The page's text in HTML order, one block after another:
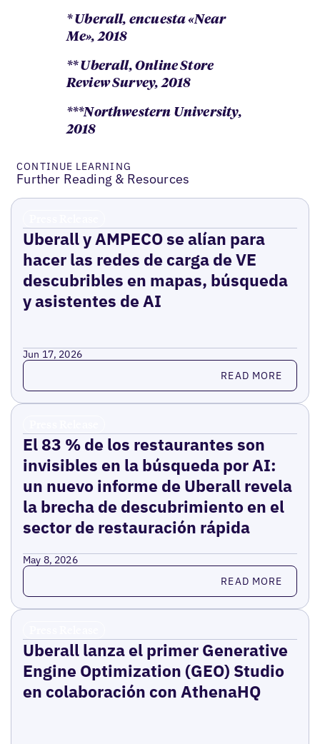
* Uberall, encuesta «Near
Me», 2018
** Uberall, Online Store
Review Survey, 2018
***Northwestern University,
2018
CONTINUE LEARNING
Further Reading & Resources
Uberall y AMPECO se alían para
hacer las redes de carga de VE
descubribles en mapas, búsqueda
y asistentes de AI
Jun 17, 2026
Read more READ MORE
El 83 % de los restaurantes son
invisibles en la búsqueda por AI:
un nuevo informe de Uberall revela
la brecha de descubrimiento en el
sector de restauración rápida
May 8, 2026
Read more READ MORE
Uberall lanza el primer Generative
Engine Optimization (GEO) Studio
en colaboración con AthenaHQ